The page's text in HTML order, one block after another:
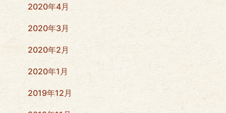
2020年4月
2020年3月
2020年2月
2020年1月
2019年12月